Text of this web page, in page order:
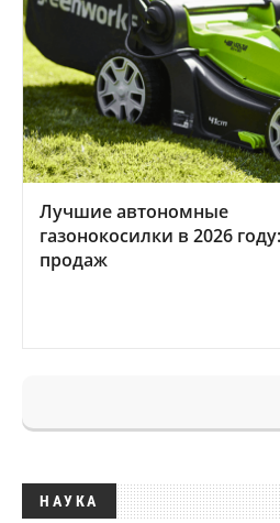
Лучшие автономные
газонокосилки в 2026
продаж
НАУКА